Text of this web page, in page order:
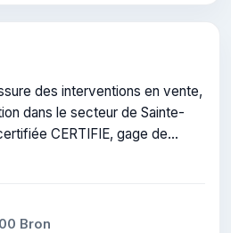
des interventions en vente,
dans le secteur de Sainte-
CERTIFIE, gage de
réalisées.
Bron